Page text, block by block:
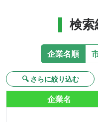
検索
企業名順
🔍 さらに絞り込む
企業名